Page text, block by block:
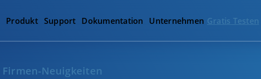
Produkt Support Dokumentation Unternehmen Gratis Testen
Firmen-Neuigkeiten